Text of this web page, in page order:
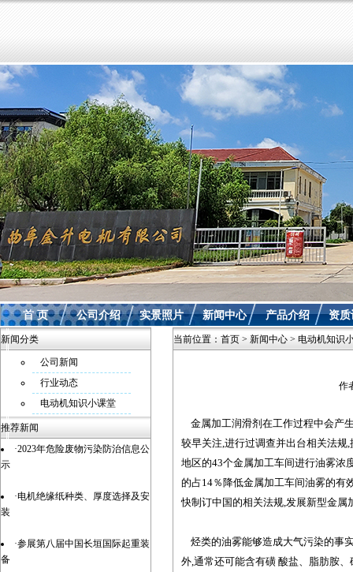
首 页 公司介绍 实景照片 新闻中心 产品介绍 资质
新闻分类
公司新闻
行业动态
电动机知识小课堂
推荐新闻
·2023年危险废物污染防治信息公
示
·电机绝缘纸种类、厚度选择及安
装
·参展第八届中国长垣国际起重装
备
当前位置： 首页 > 新闻中心 > 电动机知识
作
金属加工润滑剂在工作过程中会产
较早关注,进行过调查并出台相关法规
地区的43个金属加工车间进行油雾浓
的占14％降低金属加工车间油雾的有
快制订中国的相关法规,发展新型金属
烃类的油雾能够造成大气污染的事
外,通常还可能含有磺 酸盐、脂肪胺